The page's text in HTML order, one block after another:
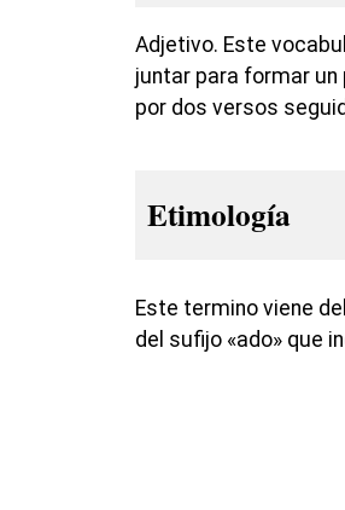
Adjetivo. Este
juntar para formar un
por dos versos
Etimología
Este termino viene
del sufijo «ado» que